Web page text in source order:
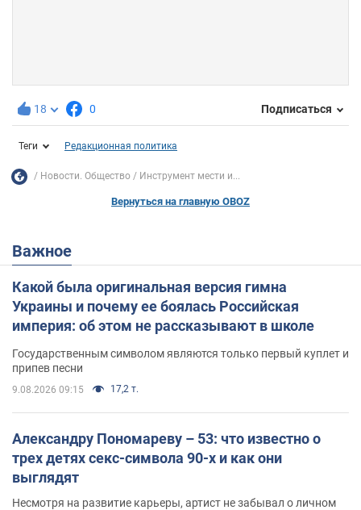
18 0 Подписаться
Теги Редакционная политика
Новости. Общество Инструмент мести и...
Вернуться на главную OBOZ
Важное
Какой была оригинальная версия гимна
Украины и почему ее боялась Российская
империя: об этом не рассказывают в школе
Государственным символом являются только первый куплет и
припев песни
9.08.2026 09:15 17,2 т.
Александру Пономареву – 53: что известно о
трех детях секс-символа 90-х и как они
выглядят
Несмотря на развитие карьеры, артист не забывал о личном